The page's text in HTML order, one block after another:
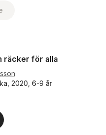
räcker för alla
2020, 6-9 år
Totalt antal röster: